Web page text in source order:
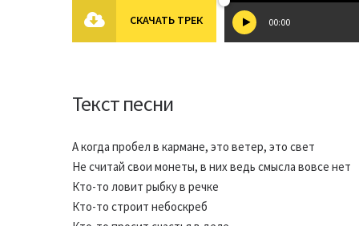
СКАЧАТЬ ТРЕК 00:00
Текст песни
А когда пробел в кармане, это ветер, это свет
Не считай свои монеты, в них ведь смысла вовсе нет
Кто-то ловит рыбку в речке
Кто-то строит небоскреб